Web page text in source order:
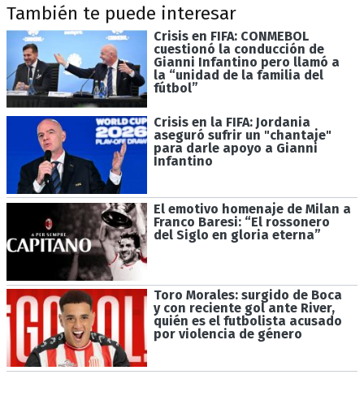
También te puede interesar
Crisis en FIFA: CONMEBOL
cuestionó la conducción de
Gianni Infantino pero llamó a
la “unidad de la familia del
fútbol”
Crisis en la FIFA: Jordania
aseguró sufrir un "chantaje"
para darle apoyo a Gianni
Infantino
El emotivo homenaje de Milan a
Franco Baresi: “El rossonero
del Siglo en gloria eterna”
Toro Morales: surgido de Boca
y con reciente gol ante River,
quién es el futbolista acusado
por violencia de género